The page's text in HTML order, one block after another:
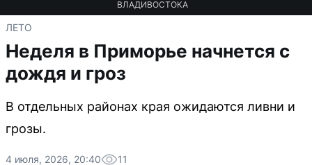
ВЛАДИВОСТОКА
ЛЕТО
Неделя в Приморье начнется с
дождя и гроз
В отдельных районах края ожидаются ливни и
грозы.
4 июля, 2026, 20:40 11